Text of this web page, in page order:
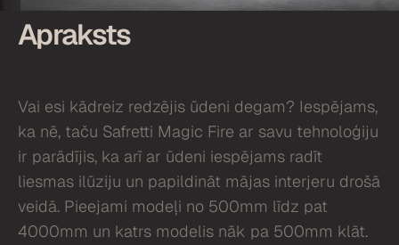
Apraksts
Vai esi kādreiz redzējis ūdeni degam? Iespējams,
ka nē, taču Safretti Magic Fire ar savu tehnoloģiju
ir parādījis, ka arī ar ūdeni iespējams radīt
liesmas ilūziju un papildināt mājas interjeru drošā
veidā. Pieejami modeļi no 500mm līdz pat
4000mm un katrs modelis nāk pa 500mm klāt.